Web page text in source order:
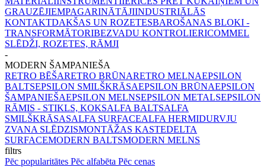
GRAUZĒJIEMPAGARINĀTĀJIINDUSTRIĀLĀS
KONTAKTDAKŠAS UN ROZETESBAROŠANAS BLOKI -
TRANSFORMĀTORIBEZVADU KONTROLIERICOMMEL
SLĒDŽI, ROZETES, RĀMJI
-
MODERN ŠAMPANIEŠA
RETRO BĒŠARETRO BRŪNARETRO MELNAEPSILON
BALTSEPSILON SMILŠKRĀSAEPSILON BRŪNAEPSILON
ŠAMPANIEŠAEPSILON MELNSEPSILON METALSEPSILON
RĀMIS - STIKLS, KOKSALFA BALTSALFA
SMILŠKRĀSASALFA SURFACEALFA HERMIDURVJU
ZVANA SLĒDZISMONTĀŽAS KASTEDELTA
SURFACEMODERN BALTSMODERN MELNS
filtrs
Pēc popularitātes Pēc alfabēta Pēc cenas